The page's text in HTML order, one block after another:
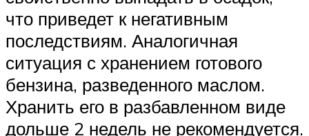
что приведет к негативным
последствиям. Аналогичная
ситуация с хранением готового
бензина, разведенного маслом.
Хранить его в разбавленном виде
дольше 2 недель не рекомендуется.